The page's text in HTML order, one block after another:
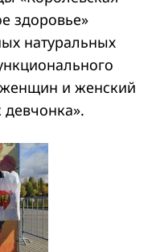
здоровье»
натуральных
женщин и женский
девчонка».